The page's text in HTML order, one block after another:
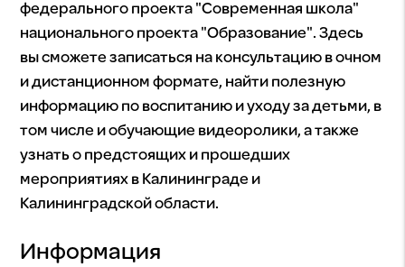
федерального проекта "Современная школа"
национального проекта "Образование". Здесь
вы сможете записаться на консультацию в очном
и дистанционном формате, найти полезную
информацию по воспитанию и уходу за детьми, в
том числе и обучающие видеоролики, а также
узнать о предстоящих и прошедших
мероприятиях в Калининграде и
Калининградской области.
Информация